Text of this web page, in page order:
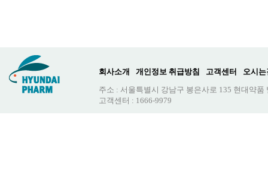
회사소개 개인정보 취급방침 고객센터
오시는
주소 : 서울특별시 강남구 봉은사로 135 현대약품
고객센터 : 1666-9979